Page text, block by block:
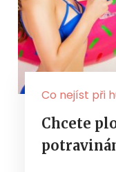
Co nejíst při
Chcete